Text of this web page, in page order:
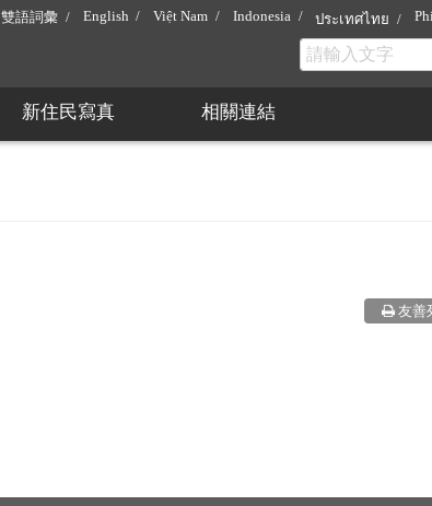
雙語詞彙 English Việt Nam Indonesia ประเทศไทย
新住民寫真 相關連結
友善